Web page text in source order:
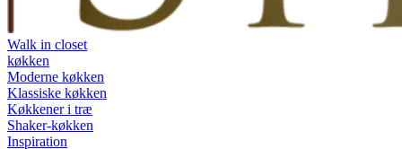
Walk in closet
køkken
Moderne køkken
Klassiske køkken
Køkkener i træ
Shaker-køkken
Inspiration